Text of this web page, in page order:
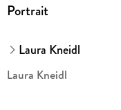
Portrait
Laura Kneidl
Laura Kneidl